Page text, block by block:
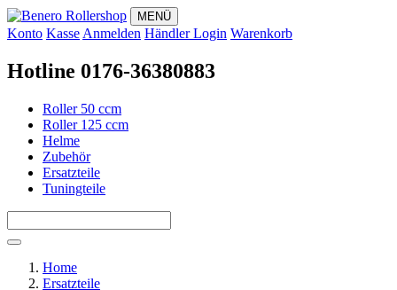
MENÜ
Konto Kasse Anmelden Händler Login Warenkorb
Hotline 0176-36380883
Roller 50 ccm
Roller 125 ccm
Helme
Zubehör
Ersatzteile
Tuningteile
Home
Ersatzteile